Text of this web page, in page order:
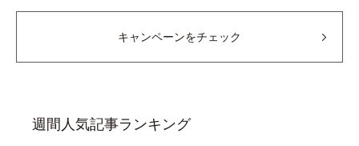
キャンペーンをチェック
週間人気記事ランキング